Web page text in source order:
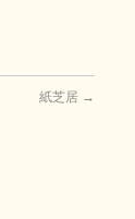
紙芝居 →